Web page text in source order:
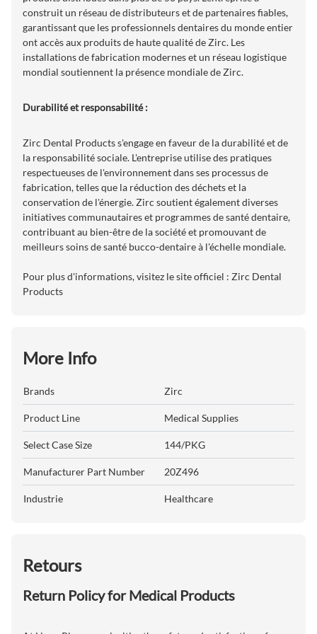
construit un réseau de distributeurs et de partenaires fiables,
garantissant que les professionnels dentaires du monde entier
ont accès aux produits de haute qualité de Zirc. Les
installations de fabrication modernes et un réseau logistique
mondial soutiennent la présence mondiale de Zirc.
Durabilité et responsabilité :
Zirc Dental Products s'engage en faveur de la durabilité et de
la responsabilité sociale. L'entreprise utilise des pratiques
respectueuses de l'environnement dans ses processus de
fabrication, telles que la réduction des déchets et la
conservation de l'énergie. Zirc soutient également diverses
initiatives communautaires et programmes de santé dentaire,
contribuant au bien-être de la société et promouvant de
meilleurs soins de santé bucco-dentaire à l'échelle mondiale.
Pour plus d'informations, visitez le site officiel : Zirc Dental
Products
More Info
Brands Zirc
Product Line Medical Supplies
Select Case Size 144/PKG
Manufacturer Part Number 20Z496
Industrie Healthcare
Retours
Return Policy for Medical Products